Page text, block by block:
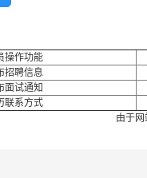
操作功能
招聘信息
面试通知
联系方式
由于